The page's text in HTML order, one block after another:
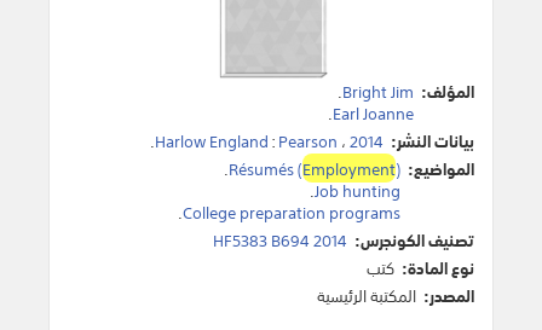
المؤلف: Bright Jim
.
Earl Joanne
.
بيانات النشر:
Harlow England:Pearson ،2014
.
المواضيع:
Résumés (Employment)
.
Job hunting
.
College preparation programs
.
تصنيف الكونجرس: HF5383 B694 2014
نوع المادة: كتب
المصدر: المكتبة الرئيسية